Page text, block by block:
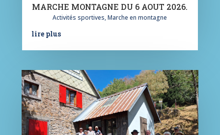
MARCHE MONTAGNE DU 6 AOUT 2026.
Activités sportives,Marche en montagne
lire plus